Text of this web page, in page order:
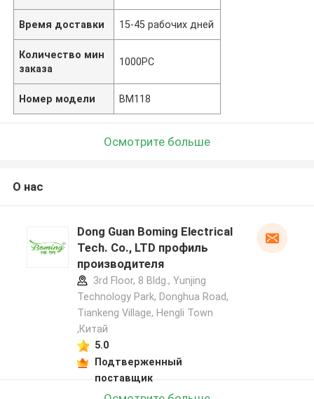
Время доставки 15-45 рабочих дней
Количество мин
заказа
1000PC
Номер модели BM118
Осмотрите больше
О нас
Dong Guan Boming Electrical
Tech. Co., LTD профиль
производителя
3rd Floor, 8 Bldg., Yunjing
Technology Park, Donghua Road,
Tiankeng Village, Hengli Town
,Китай
5.0
Подтверженный
поставщик